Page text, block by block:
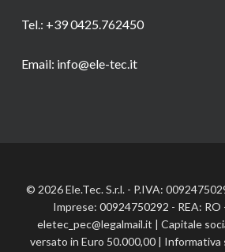
Tel.: +39 0425.762450
Email: info@ele-tec.it
© 2026 Ele.Tec. S.r.l. - P.IVA:
Imprese: 00924750292 - REA: RO
eletec_pec@legalmail.it | Capitale
versato in Euro 50.000,00 | Informativa